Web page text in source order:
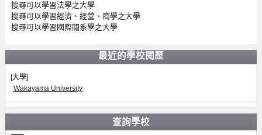
搜尋可以學習法學之大學
搜尋可以學習經濟、經營、商學之大學
搜尋可以學習國際關系學之大學
最近的學校閱歷
[大學]
Wakayama University
查詢學校